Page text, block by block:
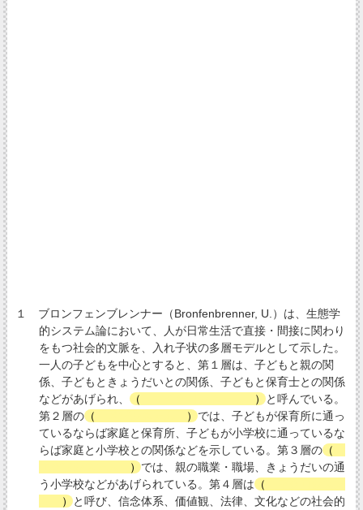
１ ブロンフェンブレンナー（Bronfenbrenner, U.）は、生態学
的システム論において、人が日常生活で直接・間接に関わり
をもつ社会的文脈を、入れ子状の多層モデルとして示した。
一人の子どもを中心とすると、第１層は、子どもと親の関
係、子どもときょうだいとの関係、子どもと保育士との関係
などがあげられ、 （ ）と呼んでいる。
第２層の（ ）では、子どもが保育所に通っ
ているならば家庭と保育所、子どもが小学校に通っているな
らば家庭と小学校との関係などを示している。第３層の（
）では、親の職業・職場、きょうだいの通
う小学校などがあげられている。第４層は（
）と呼び、信念体系、価値観、法律、文化などの社会的